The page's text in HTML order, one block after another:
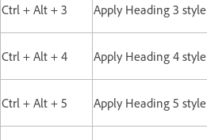
Ctrl + Alt + 3 Apply Heading 3 style
Ctrl + Alt + 4 Apply Heading 4 style
Ctrl + Alt + 5 Apply Heading 5 style